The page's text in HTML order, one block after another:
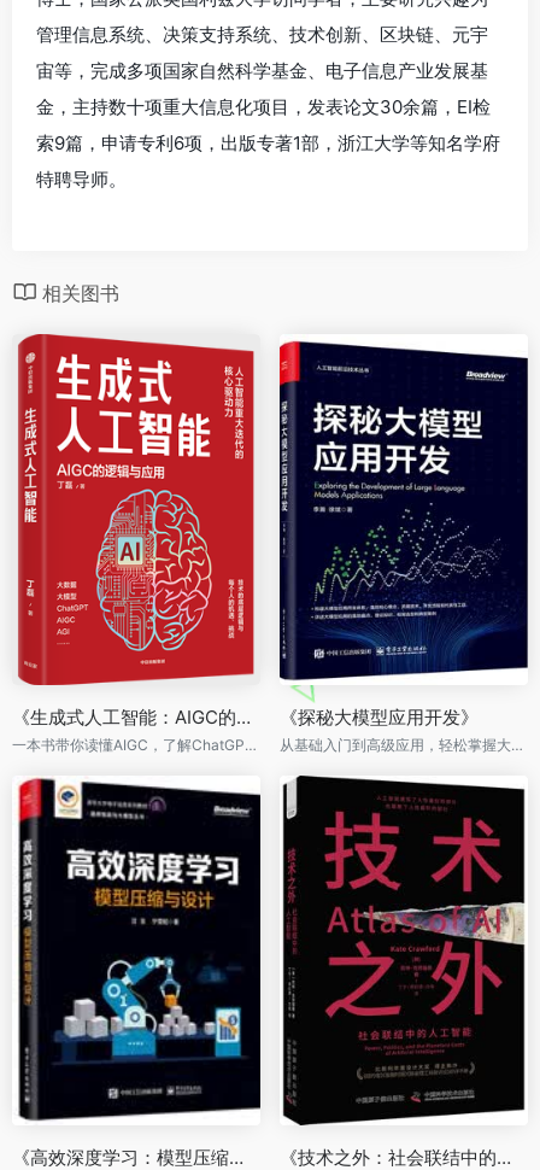
管理信息系统、决策支持系统、技术创新、区块链、元宇
宙等，完成多项国家自然科学基金、电子信息产业发展基
金，主持数十项重大信息化项目，发表论文30余篇，EI检
索9篇，申请专利6项，出版专著1部，浙江大学等知名学府
特聘导师。
相关图书
《生成式人工智能：AIGC的逻辑与应用》
一本书带你读懂AIGC，了解ChatGPT等新兴技术的核心逻辑，从技术、功能、逻辑到前景商业应用。
《探秘大模型应用开发》
从基础入门到高级应用，轻松掌握大模型应用的开发技巧。
《高效深度学习：模型压缩与设计》(全彩) 《技术之外：社会联结中的人工智能》（精装典藏版）